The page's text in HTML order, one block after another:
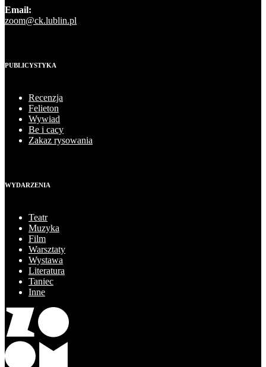
Email:
zoom@ck.lublin.pl
PUBLICYSTYKA
Recenzja
Felieton
Wywiad
Be i cacy
Zakaz rysowania
WYDARZENIA
Teatr
Muzyka
Film
Warsztaty
Wystawa
Literatura
Taniec
Inne